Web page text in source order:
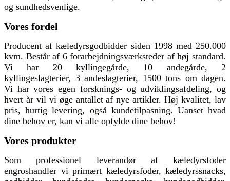
og sundhedsvenlige.
Vores fordel
Producent af kæledyrsgodbidder siden 1998 med 250.000
kvm. Består af 6 forarbejdningsværksteder af høj standard.
Vi har 20 kyllingegårde, 10 andegårde, 2
kyllingeslagterier, 3 andeslagterier, 1500 tons om dagen.
Vi har vores egen forsknings- og udviklingsafdeling, og
hvert år vil vi øge antallet af nye artikler. Høj kvalitet, lav
pris, hurtig levering, også kundetilpasning. Uanset hvad
dine behov er, kan vi alle opfylde dine behov!
Vores produkter
Som professionel leverandør af kæledyrsfoder
engroshandler vi primært kæledyrsfoder, kæledyrssnacks,